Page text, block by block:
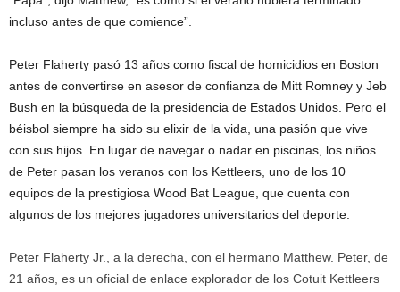
incluso antes de que comience”.
Peter Flaherty pasó 13 años como fiscal de homicidios en Boston
antes de convertirse en asesor de confianza de Mitt Romney y Jeb
Bush en la búsqueda de la presidencia de Estados Unidos. Pero el
béisbol siempre ha sido su elixir de la vida, una pasión que vive
con sus hijos. En lugar de navegar o nadar en piscinas, los niños
de Peter pasan los veranos con los Kettleers, uno de los 10
equipos de la prestigiosa Wood Bat League, que cuenta con
algunos de los mejores jugadores universitarios del deporte.
Peter Flaherty Jr., a la derecha, con el hermano Matthew. Peter, de
21 años, es un oficial de enlace explorador de los Cotuit Kettleers